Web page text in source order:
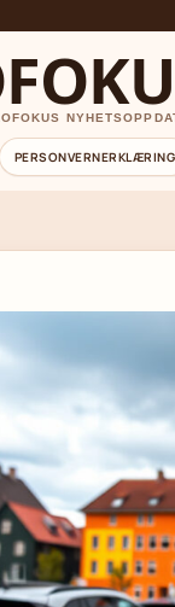
PERSONVERNERKLÆRING